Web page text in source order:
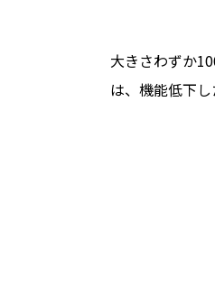
大きさわずか
は、機能低下